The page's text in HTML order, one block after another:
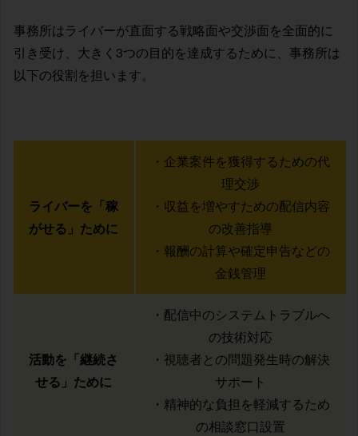
事務所はライバーが直面する戦略面や交渉面を全面的に
引き受け、大きく3つの目的を達成するために、事務所は
以下の役割を担います。
ライバーを「稼
がせる」ために
・企業案件を獲得するための代
理交渉
・収益を増やすための配信内容
の改善指導
・報酬の計算や確定申告などの
金銭管理
活動を「継続さ
せる」ために
・配信中のシステムトラブルへ
の技術対応
・視聴者との問題発生時の解決
サポート
・精神的な負担を軽減するため
の相談窓口設置